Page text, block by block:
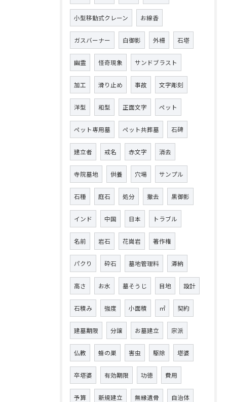
小型移動式クレーン お線香
ガスバーナー 白御影 外柵 石塔
幽霊 怪奇現象 サンドブラスト
加工 滑り止め 事故 文字彫刻
洋型 和型 正面文字 ペット
ペット専用墓 ペット共葬墓 石碑
建立者 戒名 赤文字 消去
寺院墓地 供養 穴場 サンプル
石種 庭石 処分 撤去 黒御影
インド 中国 日本 トラブル
名前 岩石 花崗岩 著作権
パクり 砕石 墓地管理料 滞納
高さ お水 墓そうじ 目地 設計
石積み 強度 小面積 ㎡ 契約
建墓期限 分譲 お墓建立 宗派
仏教 蜂の巣 害虫 駆除 塔婆
卒塔婆 有効期限 功徳 費用
予算 新規建立 無縁遺骨 自治体